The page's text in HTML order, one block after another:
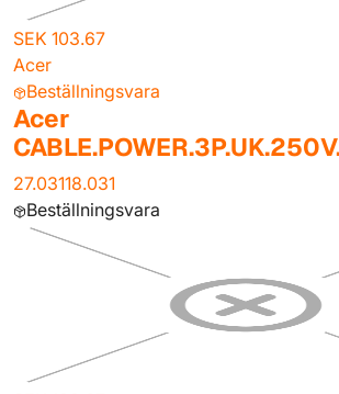
SEK 103.67
Acer
Beställningsvara
Acer
27.03118.031
Beställningsvara